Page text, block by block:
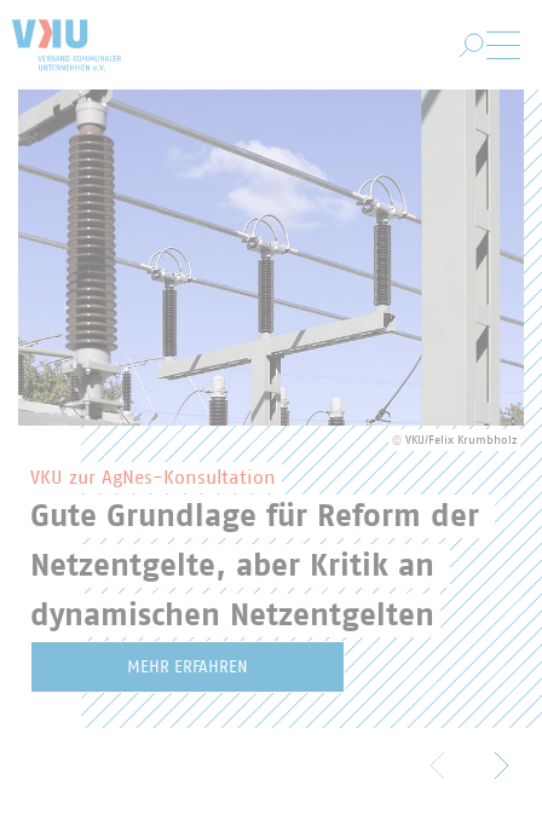
VKU-Startseite
Hervorgehobene Inhalte des VKU
VKU zur AgNes-Konsultation
Gute Grundlage für Reform der
Netzentgelte, aber Kritik an
dynamischen Netzentgelten
MEHR ERFAHREN
© VKU/Felix Krumbholz